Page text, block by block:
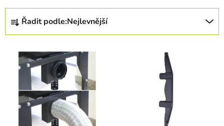
Ř
z
Řadit podle:Nejlevnější